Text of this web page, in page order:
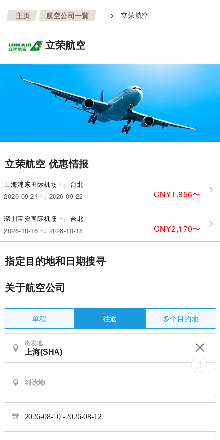
主页 >
航空公司一覧 > 立荣航空
立荣航空
立荣航空 优惠情报
上海浦东囯际机场 台北
CNY1,856〜
2026-09-21 2026-09-22
深圳宝安国际机场 台北
CNY2,170〜
2026-10-16 2026-10-18
指定目的地和日期搜寻
关于航空公司
单程 往返 多个目的地
出发地
2026-08-10 2026-08-12